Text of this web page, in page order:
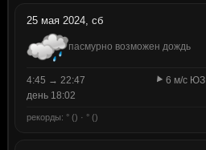
25 мая 2024, сб
пасмурно возможен дождь
4:45 → 22:47
6 м/с ЮЗ
день 18:02
рекорды: ° () · ° ()